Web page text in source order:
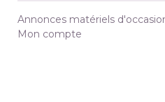
Annonces matériels
Mon compte